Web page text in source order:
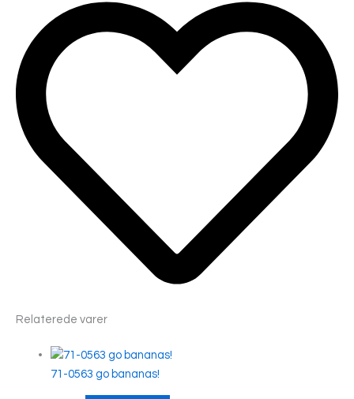
Relaterede varer
71-0563 go bananas!